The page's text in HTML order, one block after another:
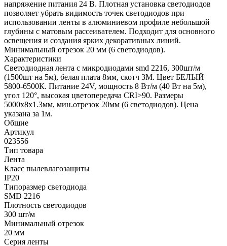
напряжение питания 24 В. Плотная установка светодиодов
позволяет убрать видимость точек светодиодов при
использовании ленты в алюминиевом профиле небольшой
глубины с матовым рассеивателем. Подходит для основного
освещения и создания ярких декоративных линий.
Минимальный отрезок 20 мм (6 светодиодов).
Характеристики
Светодиодная лента с микродиодами smd 2216, 300шт/м
(1500шт на 5м), белая плата 8мм, скотч 3М. Цвет БЕЛЫЙ
5800-6500К. Питание 24V, мощность 8 Вт/м (40 Вт на 5м),
угол 120°, высокая цветопередача CRI>90. Размеры
5000х8х1.3мм, мин.отрезок 20мм (6 светодиодов). Цена
указана за 1м.
Общие
Артикул
023556
Тип товара
Лента
Класс пылевлагозащиты
IP20
Типоразмер светодиода
SMD 2216
Плотность светодиодов
300 шт/м
Минимальный отрезок
20 мм
Серия ленты